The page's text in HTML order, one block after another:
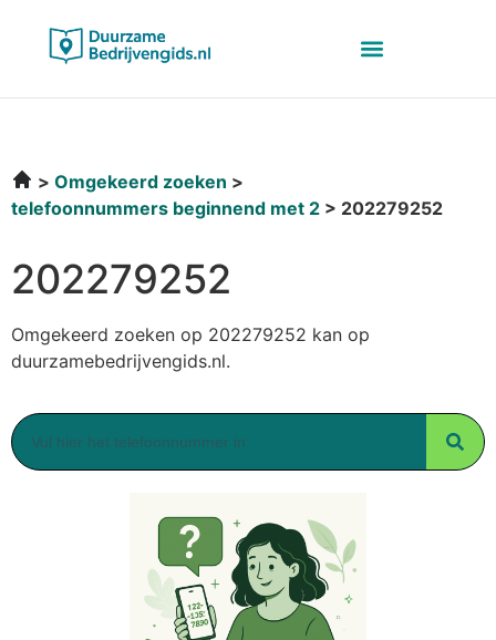
Omgekeerd zoeken
telefoonnummers beginnend met 2
202279252
202279252
Omgekeerd zoeken op 202279252 kan op
duurzamebedrijvengids.nl.